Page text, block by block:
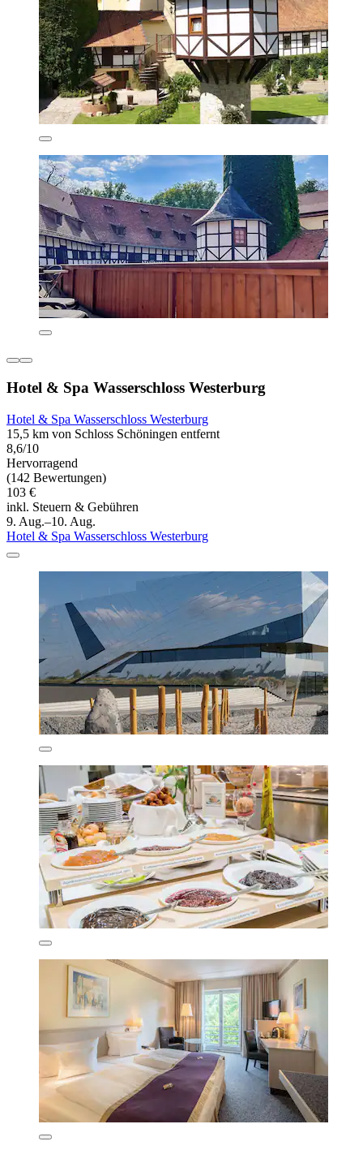
Hotel & Spa Wasserschloss Westerburg
Hotel & Spa Wasserschloss Westerburg
15,5 km von Schloss Schöningen entfernt
8,6/10
Hervorragend
(142 Bewertungen)
103 €
inkl. Steuern & Gebühren
9. Aug.–10. Aug.
Hotel & Spa Wasserschloss Westerburg